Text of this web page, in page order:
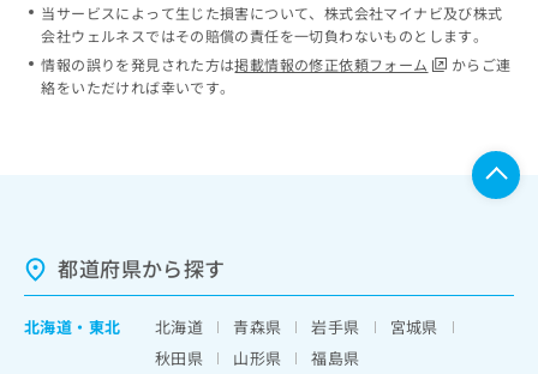
当サービスによって生じた損害について、株式会社マイナビ及び株式
会社ウェルネスではその賠償の責任を一切負わないものとします。
情報の誤りを発見された方は掲載情報の修正依頼フォーム
からご連
絡をいただければ幸いです。
都道府県から探す
北海道 ・ 東北 北海道 青森県 岩手県
宮城県
秋田県
山形県
福島県